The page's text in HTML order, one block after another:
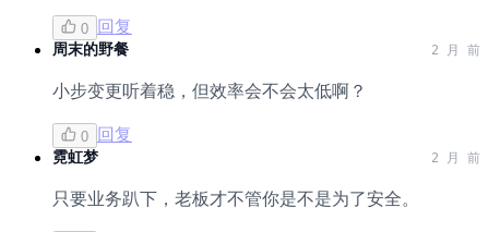
0 回复
周末的野餐 2 月 前
小步变更听着稳，但效率会不会太低啊？
0 回复
霓虹梦 2 月 前
只要业务趴下，老板才不管你是不是为了安全。